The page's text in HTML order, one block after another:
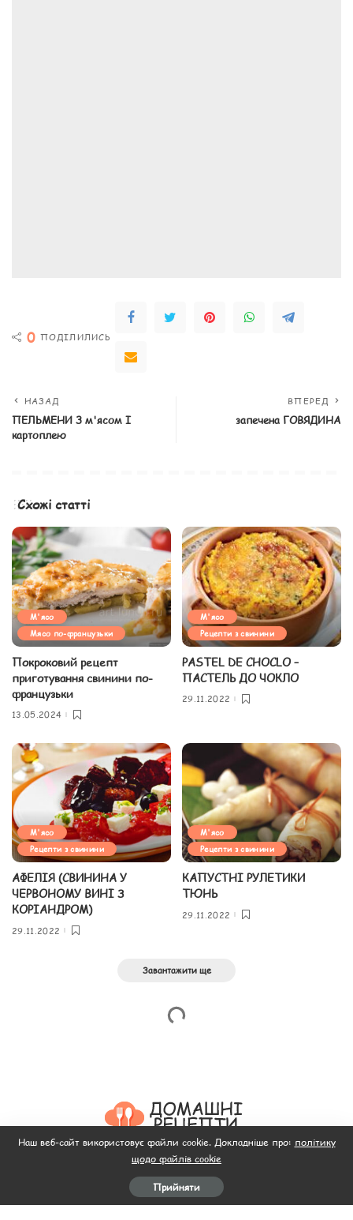
0 ПОДІЛИЛИСЬ
НАЗАД
ПЕЛЬМЕНИ З м'ясом І
картоплею
ВПЕРЕД
запечена ГОВЯДИНА
Схожі статті
М'ясо
Мясо по-французьки
Покроковий рецепт
приготування свинини по-
французьки
13.05.2024
М'ясо
Рецепти з свинини
PASTEL DE CHOCLO –
ПАСТЕЛЬ ДО ЧОКЛО
29.11.2022
М'ясо
Рецепти з свинини
АФЕЛІЯ (СВИНИНА У
ЧЕРВОНОМУ ВИНІ З
КОРІАНДРОМ)
29.11.2022
М'ясо
Рецепти з свинини
КАПУСТНІ РУЛЕТИКИ
ТЮНЬ
29.11.2022
Завантажити ще
Рецепти салатів
М’ясо
Наш веб-сайт використовує файли cookie. Докладніше про: політику
щодо файлів cookie
Прийняти